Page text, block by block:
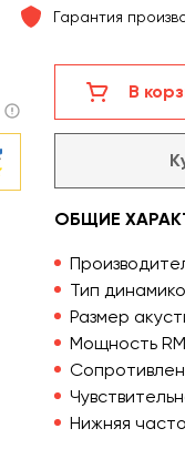
Гарантия
В
ОБЩИЕ
Тип
Размер
Мощность
Нижняя